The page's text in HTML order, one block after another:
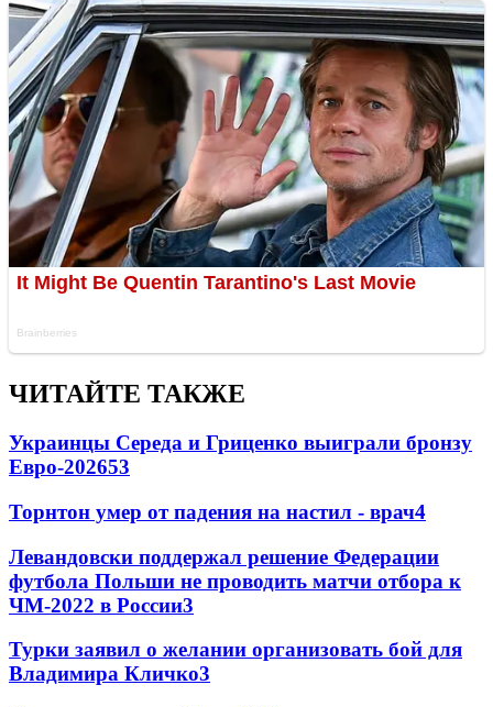
ЧИТАЙТЕ ТАКЖЕ
Украинцы Середа и Гриценко выиграли бронзу
Евро-202653
Торнтон умер от падения на настил - врач4
Левандовски поддержал решение Федерации
футбола Польши не проводить матчи отбора к
ЧМ-2022 в России3
Турки заявил о желании организовать бой для
Владимира Кличко3